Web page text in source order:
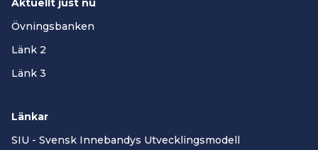
Aktuellt just nu
Övningsbanken
Länk 2
Länk 3
Länkar
SIU - Svensk Innebandys Utvecklingsmodell